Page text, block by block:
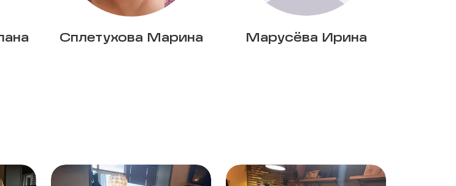
Сплетухова Марина Марусёва Ирина